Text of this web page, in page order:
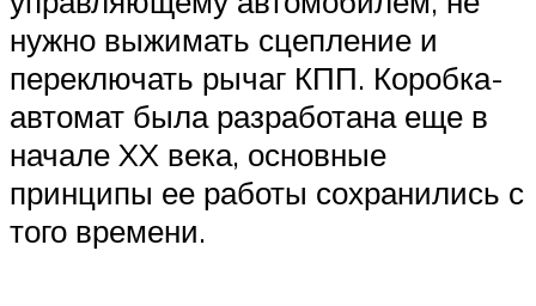
нужно выжимать сцепление и
переключать рычаг КПП. Коробка-
автомат была разработана еще в
начале XX века, основные
принципы ее работы сохранились с
того времени.